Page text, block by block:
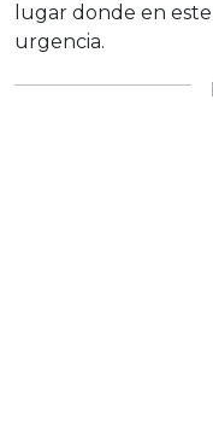
lugar donde en
urgencia.